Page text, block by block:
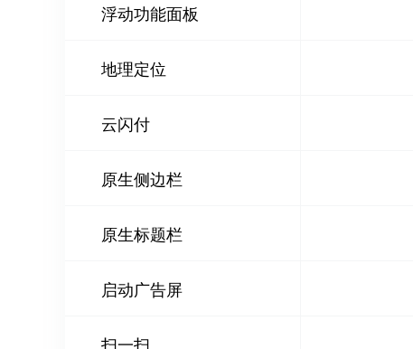
浮动功能面板
地理定位
云闪付
原生侧边栏
原生标题栏
启动广告屏
扫一扫